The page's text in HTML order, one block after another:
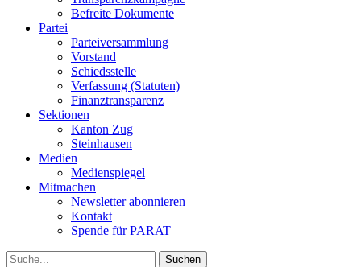
Befreite Dokumente
Partei
Parteiversammlung
Vorstand
Schiedsstelle
Verfassung (Statuten)
Finanztransparenz
Sektionen
Kanton Zug
Steinhausen
Medien
Medienspiegel
Mitmachen
Newsletter abonnieren
Kontakt
Spende für PARAT
Suche